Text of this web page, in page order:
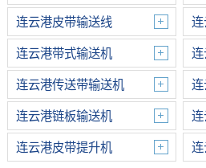
连云港皮带输送线
连云港带式输送机
连云港传送带输送机
连云港链板输送机
连云港皮带提升机 连